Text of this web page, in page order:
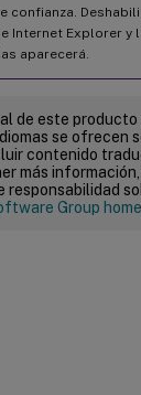
confianza.
Internet Explorer y
aparecerá.
de este producto
se ofrecen
contenido
más
responsabilidad
Group home